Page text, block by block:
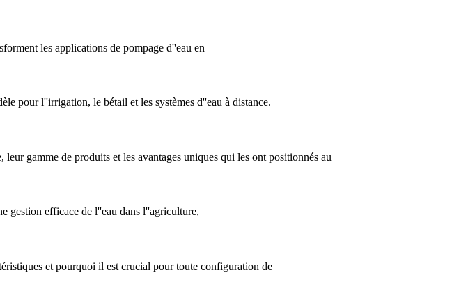
les applications de pompage d''eau en
pour l''irrigation, le bétail et les systèmes d''eau à distance.
gamme de produits et les avantages uniques qui les ont positionnés au
gestion efficace de l''eau dans l''agriculture,
et pourquoi il est crucial pour toute configuration de